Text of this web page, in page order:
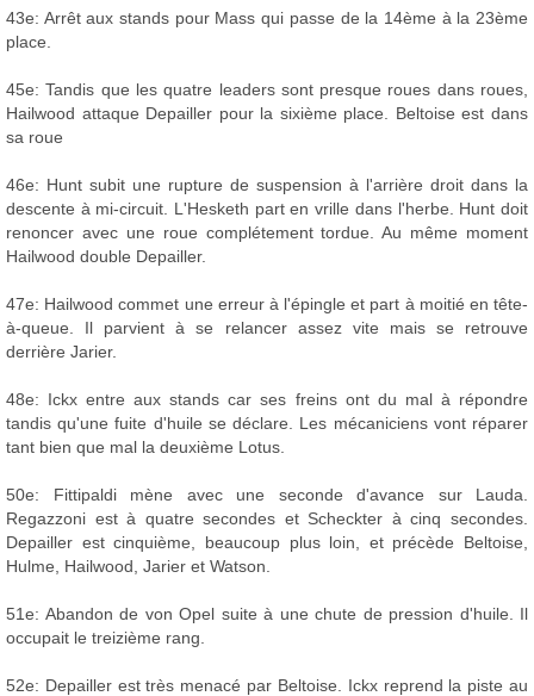
43e: Arrêt aux stands pour Mass qui passe de la 14ème à la 23ème
place.
45e: Tandis que les quatre leaders sont presque roues dans roues,
Hailwood attaque Depailler pour la sixième place. Beltoise est dans
sa roue
46e: Hunt subit une rupture de suspension à l'arrière droit dans la
descente à mi-circuit. L'Hesketh part en vrille dans l'herbe. Hunt doit
renoncer avec une roue complétement tordue. Au même moment
Hailwood double Depailler.
47e: Hailwood commet une erreur à l'épingle et part à moitié en tête-
à-queue. Il parvient à se relancer assez vite mais se retrouve
derrière Jarier.
48e: Ickx entre aux stands car ses freins ont du mal à répondre
tandis qu'une fuite d'huile se déclare. Les mécaniciens vont réparer
tant bien que mal la deuxième Lotus.
50e: Fittipaldi mène avec une seconde d'avance sur Lauda.
Regazzoni est à quatre secondes et Scheckter à cinq secondes.
Depailler est cinquième, beaucoup plus loin, et précède Beltoise,
Hulme, Hailwood, Jarier et Watson.
51e: Abandon de von Opel suite à une chute de pression d'huile. Il
occupait le treizième rang.
52e: Depailler est très menacé par Beltoise. Ickx reprend la piste au